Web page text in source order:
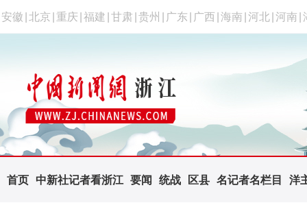
安徽 北京 重庆 福建 甘肃 贵州 广东 广西 海南 河北 河南
首页 中新社记者看浙江 要闻 统战 区县 名记者名栏目 洋